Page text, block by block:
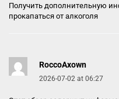
Получить дополнительную
прокапаться от алкоголя
RoccoAxown
2026-07-02 at 06:27